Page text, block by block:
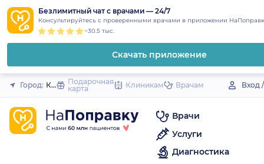
to
content
Безлимитный чат с врачами — 24/7
Консультируйтесь с проверенными врачами в приложении
~30.5 тыс.
Скачать приложение
Закрыть
Город: КотовоПодарочная
карта
Клиникам Врачам Вход
Врачи
Услуги
Диагностика